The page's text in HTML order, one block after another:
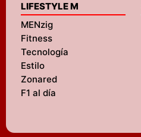
LIFESTYLE M
MENzig
Fitness
Tecnología
Estilo
Zonared
F1 al día